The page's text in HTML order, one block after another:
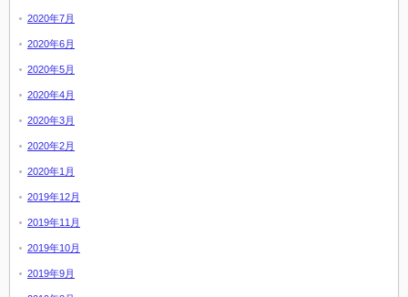
2020年7月
2020年6月
2020年5月
2020年4月
2020年3月
2020年2月
2020年1月
2019年12月
2019年11月
2019年10月
2019年9月